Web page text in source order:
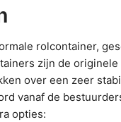
rolcontainer,
zijn de
over een zeer
vanaf de
opties: